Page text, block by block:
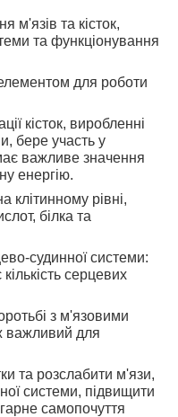
м'язів та кісток,
та функціонування
для роботи
кісток, виробленні
бере участь у
важливе значення
енергію.
клітинному рівні,
білка та
судинної системи:
серцевих
з м'язовими
важливий для
та розслабити м'язи,
системи, підвищити
самопочуття